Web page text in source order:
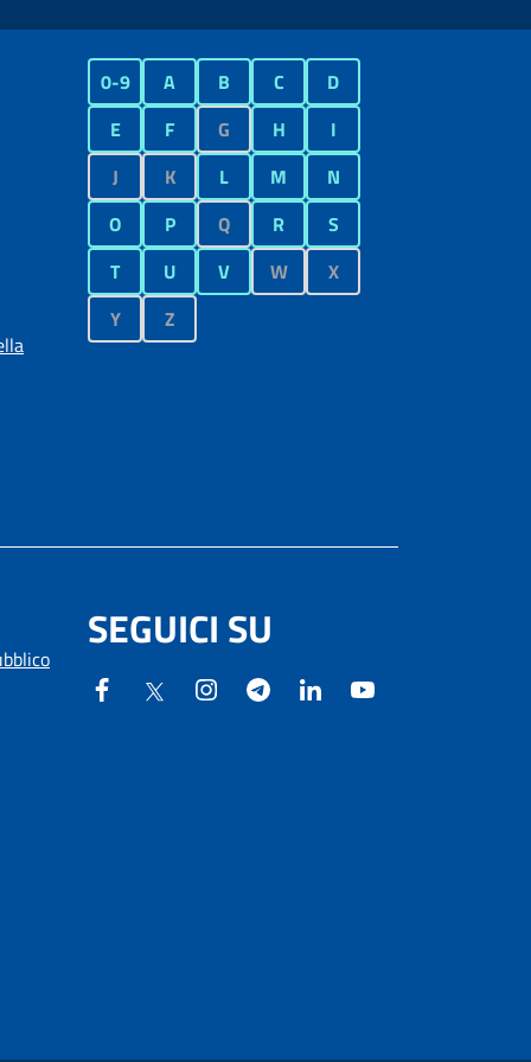
0-9 A B C
D
E
F G H
I
J
K L M
N
O
P Q R
S
T
U V W
X
Y
Z
SEGUICI SU